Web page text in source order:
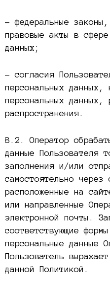
– федеральные
правовые акты в
данных;
– согласия
персональных данных,
персональных данных,
распространения.
8.2. Оператор
данные Пользователя
заполнения и/или
самостоятельно через
расположенные на
или направленные
электронной почты.
соответствующие
персональные данные
Пользователь
данной Политикой.